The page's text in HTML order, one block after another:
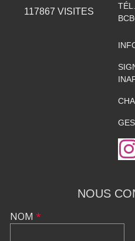
117867 VISITES
NOUS
NOM *